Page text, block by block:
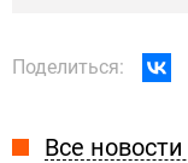
Поделиться:
Все